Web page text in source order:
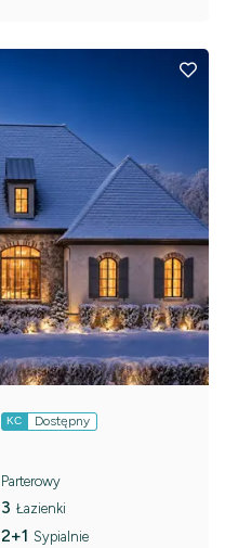
KC Dostępny
Parterowy
3 Łazienki
2+1 Sypialnie